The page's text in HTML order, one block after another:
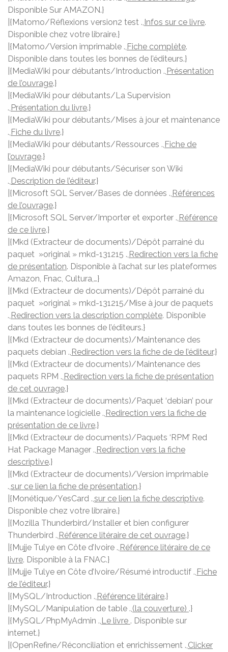
Disponible Sur AMAZON.}
|{Matomo/Réflexions version2 test ., Infos sur ce livre.
Disponible chez votre libraire.}
|{Matomo/Version imprimable ., Fiche complète.
Disponible dans toutes les bonnes de l’éditeurs.}
|{MediaWiki pour débutants/Introduction ., Présentation
de l’ouvrage.}
|{MediaWiki pour débutants/La Supervision
., Présentation du livre.}
|{MediaWiki pour débutants/Mises à jour et maintenance
., Fiche du livre.}
|{MediaWiki pour débutants/Ressources ., Fiche de
l’ouvrage.}
|{MediaWiki pour débutants/Sécuriser son Wiki
., Description de l’éditeur.}
|{Microsoft SQL Server/Bases de données ., Références
de l’ouvrage.}
|{Microsoft SQL Server/Importer et exporter ., Référence
de ce livre.}
|{Mkd (Extracteur de documents)/Dépôt parrainé du
paquet »original » mkd-131215 ., Redirection vers la fiche
de présentation. Disponible à l’achat sur les plateformes
Amazon, Fnac, Cultura,…}
|{Mkd (Extracteur de documents)/Dépôt parrainé du
paquet »original » mkd-131215/Mise à jour de paquets
., Redirection vers la description complète. Disponible
dans toutes les bonnes de l’éditeurs.}
|{Mkd (Extracteur de documents)/Maintenance des
paquets debian ., Redirection vers la fiche de de l’éditeur.}
|{Mkd (Extracteur de documents)/Maintenance des
paquets RPM ., Redirection vers la fiche de présentation
de cet ouvrage.}
|{Mkd (Extracteur de documents)/Paquet ‘debian’ pour
la maintenance logicielle ., Redirection vers la fiche de
présentation de ce livre.}
|{Mkd (Extracteur de documents)/Paquets ‘RPM’ Red
Hat Package Manager ., Redirection vers la fiche
descriptive.}
|{Mkd (Extracteur de documents)/Version imprimable
.,sur ce lien la fiche de présentation.}
|{Monétique/YesCard .,sur ce lien la fiche descriptive.
Disponible chez votre libraire.}
|{Mozilla Thunderbird/Installer et bien configurer
Thunderbird ., Référence litéraire de cet ouvrage.}
|{Mujje Tulye en Côte d’Ivoire ., Référence litéraire de ce
livre. Disponible à la FNAC.}
|{Mujje Tulye en Côte d’Ivoire/Résumé introductif ., Fiche
de l’éditeur.}
|{MySQL/Introduction ., Référence litéraire.}
|{MySQL/Manipulation de table .,(la couverture) .}
|{MySQL/PhpMyAdmin ., Le livre . Disponible sur
internet.}
|{OpenRefine/Réconciliation et enrichissement .,Clicker